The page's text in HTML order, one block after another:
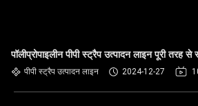
पॉलीप्रोपाइलीन पीपी स्ट्रैप उत्पादन लाइन पूरी तरह से
पीपी स्ट्रैप उत्पादन लाइन 2024-12-27